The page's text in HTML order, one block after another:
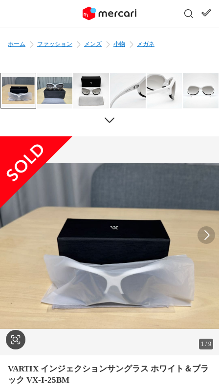
ホーム ファッション メンズ 小物 メガネ
1 /9
VARTIX インジェクションサングラス ホワイト＆ブラ
ック VX-I-25BM